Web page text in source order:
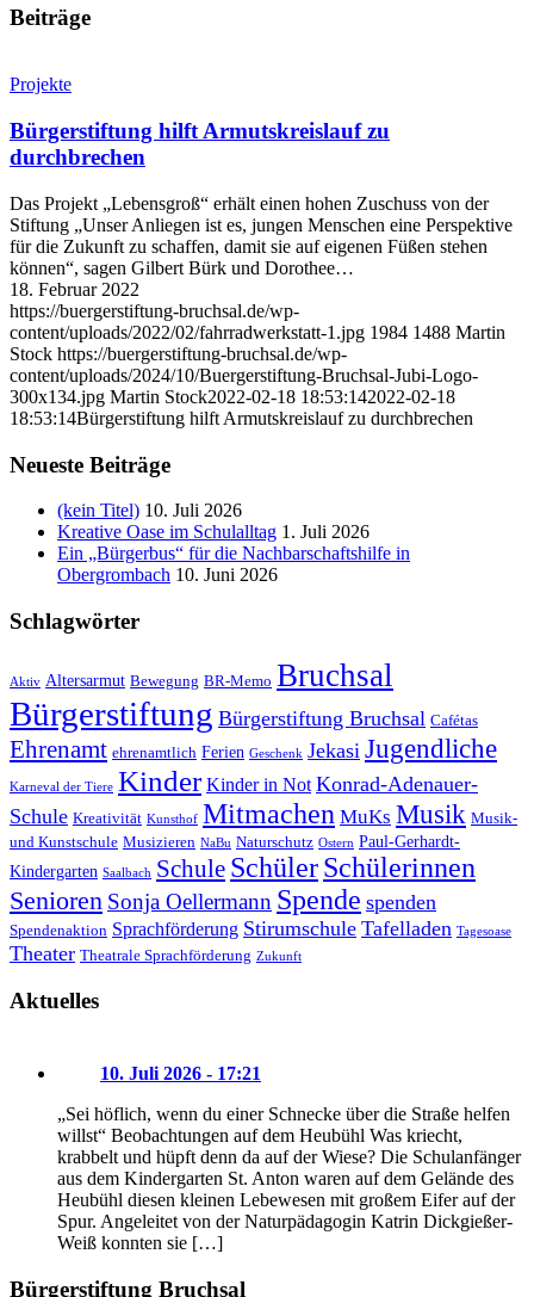
Beiträge
Projekte
Bürgerstiftung hilft Armutskreislauf zu
durchbrechen
Das Projekt „Lebensgroß“ erhält einen hohen Zuschuss von der
Stiftung „Unser Anliegen ist es, jungen Menschen eine Perspektive
für die Zukunft zu schaffen, damit sie auf eigenen Füßen stehen
können“, sagen Gilbert Bürk und Dorothee…
18. Februar 2022
https://buergerstiftung-bruchsal.de/wp-
content/uploads/2022/02/fahrradwerkstatt-1.jpg 1984 1488 Martin
Stock https://buergerstiftung-bruchsal.de/wp-
content/uploads/2024/10/Buergerstiftung-Bruchsal-Jubi-Logo-
300x134.jpg Martin Stock2022-02-18 18:53:142022-02-18
18:53:14Bürgerstiftung hilft Armutskreislauf zu durchbrechen
Neueste Beiträge
(kein Titel) 10. Juli 2026
Kreative Oase im Schulalltag 1. Juli 2026
Ein „Bürgerbus“ für die Nachbarschaftshilfe in
Obergrombach 10. Juni 2026
Schlagwörter
Aktiv Altersarmut Bewegung BR-Memo Bruchsal
Bürgerstiftung Bürgerstiftung Bruchsal Cafétas
Ehrenamt ehrenamtlich Ferien Geschenk Jekasi Jugendliche
Karneval der Tiere Kinder Kinder in Not Konrad-Adenauer-
Schule Kreativität Kunsthof Mitmachen MuKs Musik Musik-
und Kunstschule Musizieren NaBu Naturschutz Ostern Paul-Gerhardt-
Kindergarten Saalbach Schule SchülerSchülerinnen
Senioren Sonja Oellermann Spende spenden
Spendenaktion Sprachförderung Stirumschule Tafelladen Tagesoase
Theater Theatrale Sprachförderung Zukunft
Aktuelles
10. Juli 2026 - 17:21
„Sei höflich, wenn du einer Schnecke über die Straße helfen
willst“ Beobachtungen auf dem Heubühl Was kriecht,
krabbelt und hüpft denn da auf der Wiese? Die Schulanfänger
aus dem Kindergarten St. Anton waren auf dem Gelände des
Heubühl diesen kleinen Lebewesen mit großem Eifer auf der
Spur. Angeleitet von der Naturpädagogin Katrin Dickgießer-
Weiß konnten sie […]
Bürgerstiftung Bruchsal